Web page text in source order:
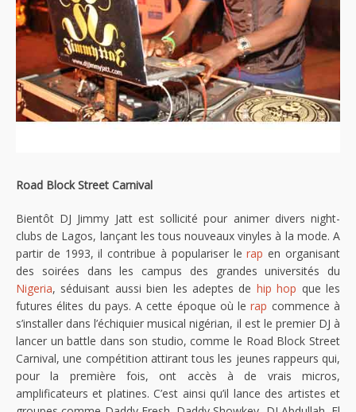
Road Block Street Carnival
Bientôt DJ Jimmy Jatt est sollicité pour animer divers night-
clubs de Lagos, lançant les tous nouveaux vinyles à la mode. A
partir de 1993, il contribue à populariser lerap en organisant
des soirées dans les campus des grandes universités du
Nigeria, séduisant aussi bien les adeptes de hip hop que les
futures élites du pays. A cette époque où lerap commence à
s’installer dans l’échiquier musical nigérian, il est le premier DJ à
lancer un battle dans son studio, comme le Road Block Street
Carnival, une compétition attirant tous les jeunes rappeurs qui,
pour la première fois, ont accès à de vrais micros,
amplificateurs et platines. C’est ainsi qu’il lance des artistes et